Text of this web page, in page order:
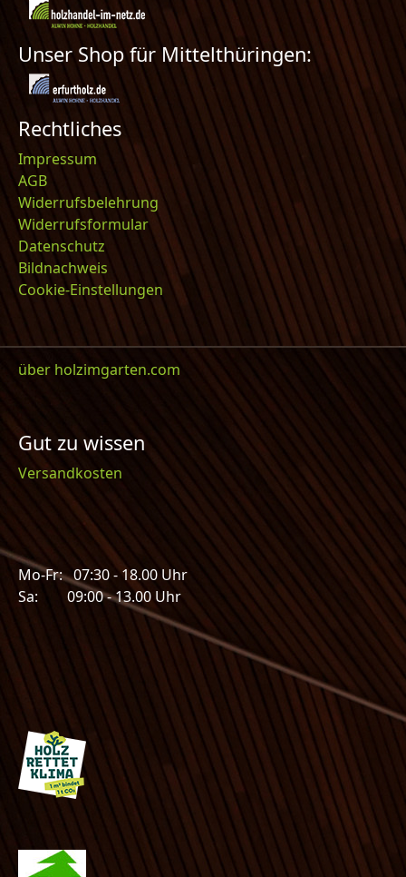
Unser Shop für Mittelthüringen:
Rechtliches
Impressum
AGB
Widerrufsbelehrung
Widerrufsformular
Datenschutz
Bildnachweis
Cookie-Einstellungen
über holzimgarten.com
Gut zu wissen
Versandkosten
Mo-Fr: 07:30 - 18.00 Uhr
Sa: 09:00 - 13.00 Uhr